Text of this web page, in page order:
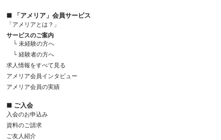
■ 「アメリア」会員サービス
「アメリアとは？」
サービスのご案内
└ 未経験の方へ
└ 経験者の方へ
求人情報をすべて見る
アメリア会員インタビュー
アメリア会員の実績
■ ご入会
入会のお申込み
資料のご請求
ご友人紹介